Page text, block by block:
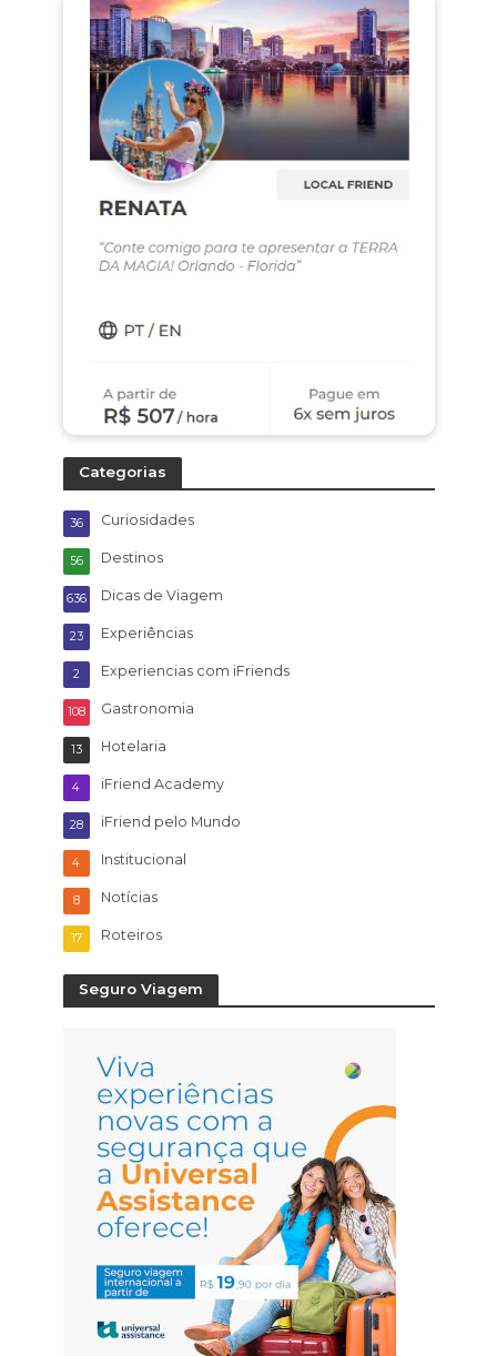
Categorias
Curiosidades
36
Destinos
56
Dicas de Viagem
636
Experiências
23
Experiencias com iFriends
2
Gastronomia
108
Hotelaria
13
iFriend Academy
4
iFriend pelo Mundo
28
Institucional
4
Notícias
8
Roteiros
17
Seguro Viagem